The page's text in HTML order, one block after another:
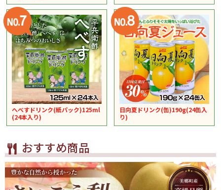
へべすドリンク(紙パック)125ml
(24本入り)
日向夏ドリンク(缶)190g(24缶入
り)
おすすめ商品